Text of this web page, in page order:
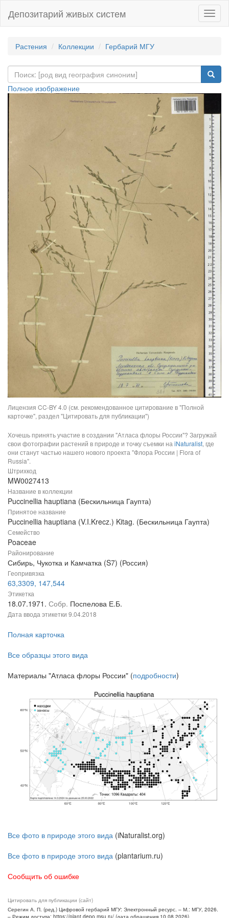
Депозитарий живых систем
Растения Коллекции Гербарий МГУ
Полное изображение
Лицензия CC-BY 4.0 (см. рекомендованное цитирование в "Полной
карточке", раздел "Цитировать для публикации")
Хочешь принять участие в создании "Атласа флоры России"? Загружай
свои фотографии растений в природе и точку съемки наiNaturalist, где
они станут частью нашего нового проекта "Флора России | Flora of
Russia".
Штрихкод
MW0027413
Название в коллекции
Puccinellia hauptiana (Бескильница Гаупта)
Принятое название
Puccinellia hauptiana (V.I.Krecz.) Kitag. (Бескильница Гаупта)
Семейство
Poaceae
Районирование
Сибирь, Чукотка и Камчатка (S7) (Россия)
Геопривязка
63,3309, 147,544
Этикетка
18.07.1971. Собр. Поспелова Е.Б.
Дата ввода этикетки 9.04.2018
Полная карточка
Все образцы этого вида
Материалы "Атласа флоры России" (подробности)
Все фото в природе этого вида (iNaturalist.org)
Все фото в природе этого вида (plantarium.ru)
Сообщить об ошибке
Цитировать для публикации (сайт)
Серегин А. П. (ред.) Цифровой гербарий МГУ: Электронный ресурс. – М.: МГУ, 2026.